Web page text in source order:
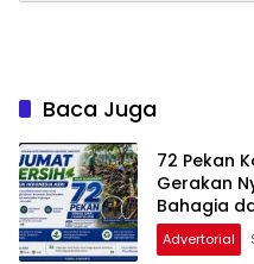
Baca Juga
72 Pekan
Gerakan
Bahagia
Advertorial